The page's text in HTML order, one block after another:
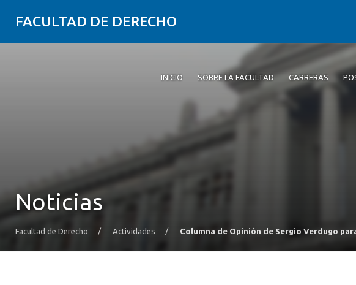
FACULTAD DE DERECHO
INICIO SOBRE LA FACULTAD CARRERAS
Noticias
Facultad de Derecho / Actividades / Columna de Opinión de Sergio Verdugo